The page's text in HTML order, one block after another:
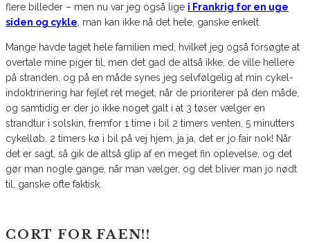
flere billeder – men nu var jeg også lige i Frankrig for en uge
siden og cykle , man kan ikke nå det hele, ganske enkelt.
Mange havde taget hele familien med, hvilket jeg også forsøgte at
overtale mine piger til, men det gad de altså ikke, de ville hellere
på stranden, og på en måde synes jeg selvfølgelig at min cykel-
indoktrinering har fejlet ret meget, når de prioriterer på den måde,
og samtidig er der jo ikke noget galt i at 3 tøser vælger en
strandtur i solskin, fremfor 1 time i bil 2 timers venten, 5 minutters
cykelløb, 2 timers kø i bil på vej hjem, ja ja, det er jo fair nok! Når
det er sagt, så gik de altså glip af en meget fin oplevelse, og det
gør man nogle gange, når man vælger, og det bliver man jo nødt
til, ganske ofte faktisk.
CORT FOR FAEN!!